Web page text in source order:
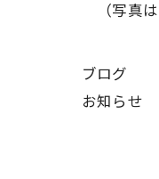
（写真は
ブログ
お知らせ